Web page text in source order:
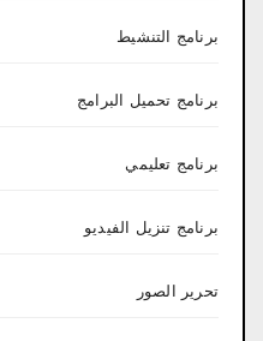
برنامج التنشيط
برنامج تحميل البرامج
برنامج تعليمي
برنامج تنزيل الفيديو
تحرير الصور